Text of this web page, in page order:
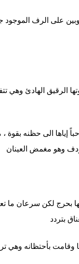
على الرف الموجود
الرقيق الهادئ وهي
إياها الى حظنه بقوة
وهو مغمض العينان
بحرج لكن سرعان ما
بتردد
وقامت بأحتظانه وهي